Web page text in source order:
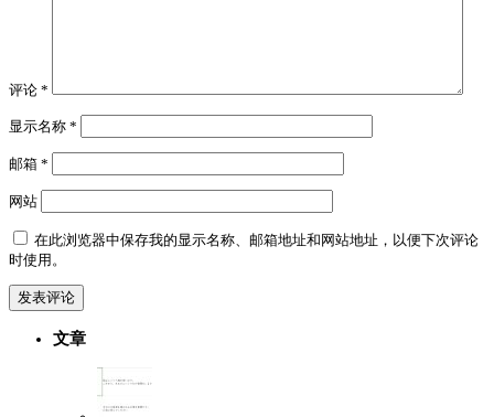
评论 *
显示名称 *
邮箱 *
网站
在此浏览器中保存我的显示名称、邮箱地址和网站地址，以便下次评论
时使用。
文章